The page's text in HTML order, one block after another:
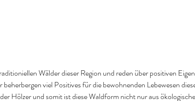
Wälder dieser Region und reden über positiven
viel Positives für die bewohnenden Lebewesen
Hölzer und somit ist diese Waldform nicht nur aus